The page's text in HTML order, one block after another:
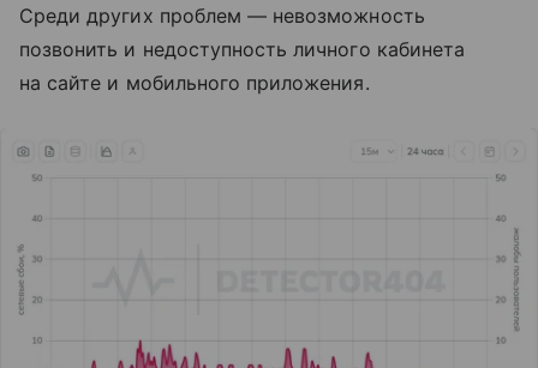
Среди других проблем — невозможность
позвонить и недоступность личного кабинета
на сайте и мобильного приложения.